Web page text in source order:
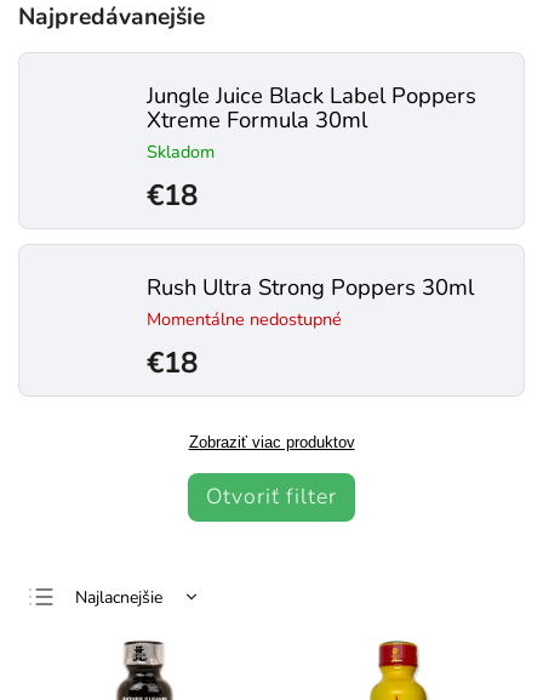
Najpredávanejšie
Jungle Juice Black Label Poppers
Xtreme Formula 30ml
Skladom
€18
Rush Ultra Strong Poppers 30ml
Momentálne nedostupné
€18
Zobraziť viac produktov
Otvoriť filter
Najlacnejšie
Najdrahšie
Najpredávanejšie